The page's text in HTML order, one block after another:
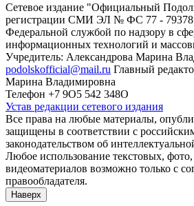
Сетевое издание "Официальный
регистрации СМИ ЭЛ № ФС 77 - 79378
Федеральной службой по надзору в
информационных технологий и
Учредитель: Александрова Марина
podolskofficial@mail.ru Главный
Марина Владимировна
Телефон +7 9О5 542 348О
Устав редакции сетевого издания
Все права на любые материалы,
защищены в соответствии с
законодательством об
Любое использование текстовых, фото,
видеоматериалов возможно только с
правообладателя.
Наверх